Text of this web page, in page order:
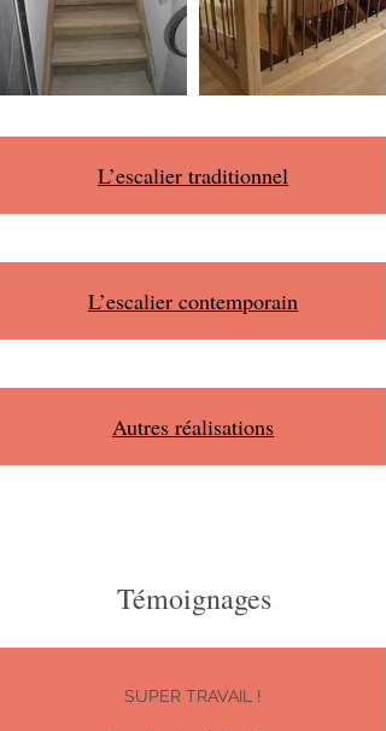
L’escalier traditionnel
L’escalier contemporain
Autres réalisations
Témoignages
SUPER TRAVAIL !